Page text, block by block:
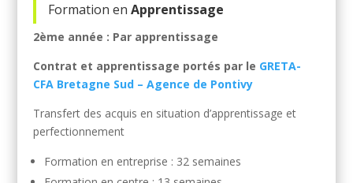
Formation enApprentissage
2ème année : Par apprentissage
Contrat et apprentissage portés par le GRETA-
CFA Bretagne Sud – Agence de Pontivy
Transfert des acquis en situation d’apprentissage et
perfectionnement
Formation en entreprise : 32 semaines